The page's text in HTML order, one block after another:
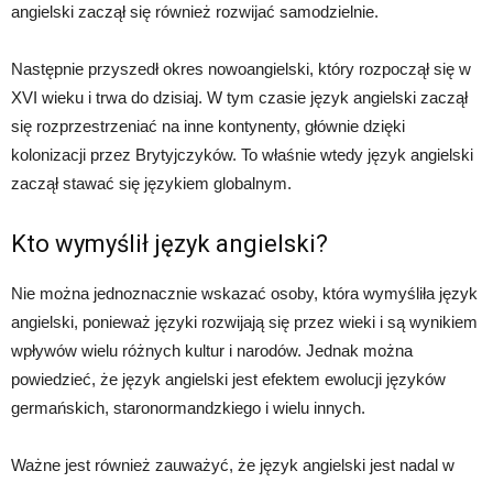
angielski zaczął się również rozwijać samodzielnie.
Następnie przyszedł okres nowoangielski, który rozpoczął się w
XVI wieku i trwa do dzisiaj. W tym czasie język angielski zaczął
się rozprzestrzeniać na inne kontynenty, głównie dzięki
kolonizacji przez Brytyjczyków. To właśnie wtedy język angielski
zaczął stawać się językiem globalnym.
Kto wymyślił język angielski?
Nie można jednoznacznie wskazać osoby, która wymyśliła język
angielski, ponieważ języki rozwijają się przez wieki i są wynikiem
wpływów wielu różnych kultur i narodów. Jednak można
powiedzieć, że język angielski jest efektem ewolucji języków
germańskich, staronormandzkiego i wielu innych.
Ważne jest również zauważyć, że język angielski jest nadal w